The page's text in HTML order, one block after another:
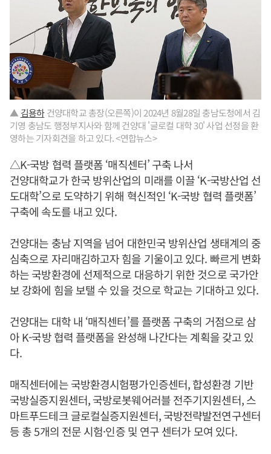
▲ 김용하건양대학교 총장(오른쪽)이 2024년 8월28일 충남도청에서 김
기영 충남도 행정부지사와 함께 건양대 '글로컬 대학 30' 사업 선정을 환
영하는 기자회견을 하고 있다. <연합뉴스>
△K-국방 협력 플랫폼 ‘매직센터’ 구축 나서
건양대학교가 한국 방위산업의 미래를 이끌 ‘K-국방산업 선
도대학’으로 도약하기 위해 혁신적인 ‘K-국방 협력 플랫폼’
구축에 속도를 내고 있다.
건양대는 충남 지역을 넘어 대한민국 방위산업 생태계의 중
심축으로 자리매김하고자 힘을 기울이고 있다. 빠르게 변화
하는 국방환경에 선제적으로 대응하기 위한 것으로 국가안
보 강화에 힘을 보탤 수 있을 것으로 학교는 기대하고 있다.
건양대는 대학 내 ‘매직센터’를 플랫폼 구축의 거점으로 삼
아 K-국방 협력 플랫폼을 완성해 나간다는 계획을 갖고 있
다.
매직센터에는 국방환경시험평가인증센터, 합성환경 기반
국방실증지원센터, 국방로봇웨어러블 전주기지원센터, 스
마트푸드테크 글로컬실증지원센터, 국방전략발전연구센터
등 총 5개의 전문 시험·인증 및 연구 센터가 모여 있다.